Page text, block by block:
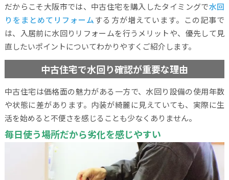
だからこそ大阪市では、中古住宅を購入したタイミングで水回
りをまとめてリフォームする方が増えています。この記事で
は、入居前に水回りリフォームを行うメリットや、優先して見
直したいポイントについてわかりやすくご紹介します。
中古住宅で水回り確認が重要な理由
中古住宅は価格面の魅力がある一方で、水回り設備の使用年数
や状態に差があります。内装が綺麗に見えていても、実際に生
活を始めると不便さを感じることも少なくありません。
毎日使う場所だから劣化を感じやすい